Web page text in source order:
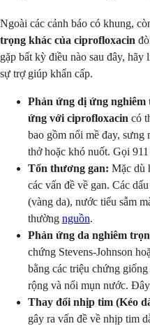
Ngoài các cảnh báo có khung,
trọng khác của ciprofloxacin
gặp bất kỳ điều nào sau đây,
sự trợ giúp khẩn cấp.
Phản ứng dị ứng nghiêm
ứng với ciprofloxacin có
bao gồm nổi mề đay,
thở hoặc khó nuốt. Gọi
Tổn thương gan: Mặc dù
các vấn đề về gan. Các
(vàng da), nước tiểu sẫm
thường nguồn.
Phản ứng da nghiêm
chứng Stevens-Johnson
bằng các triệu chứng
rộng và nổi mụn nước.
Thay đổi nhịp tim (Kéo
gây ra vấn đề về nhịp tim